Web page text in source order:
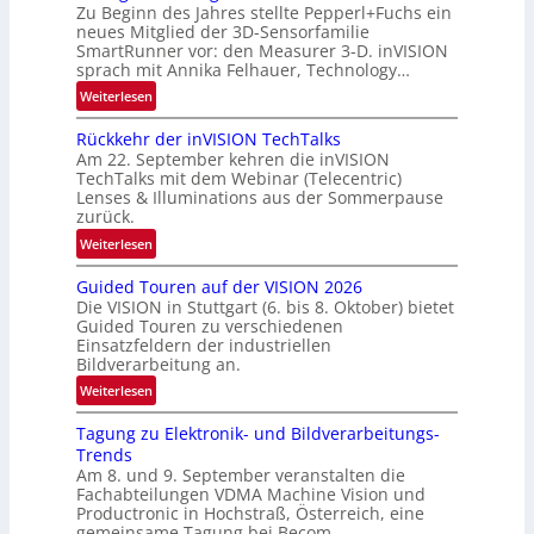
u
n
d
e
Zu Beginn des Jahres stellte Pepperl+Fuchs ein
neues Mitglied der 3D-Sensorfamilie
SmartRunner vor: den Measurer 3-D. inVISION
sprach mit Annika Felhauer, Technology…
Weiterlesen:
U
n
b
e
g
r
e
z
t
e
M
ö
g
l
c
h
k
Rückkehr der inVISION TechTalks
Am 22. September kehren die inVISION
TechTalks mit dem Webinar (Telecentric)
Lenses & Illuminations aus der Sommerpause
zurück.
Weiterlesen:
R
ü
c
k
k
e
h
e
r
i
Guided Touren auf der VISION 2026
Die VISION in Stuttgart (6. bis 8. Oktober) bietet
Guided Touren zu verschiedenen
Einsatzfeldern der industriellen
Bildverarbeitung an.
Weiterlesen:
G
u
d
e
d
Tagung zu Elektronik- und Bildverarbeitungs-
Trends
Am 8. und 9. September veranstalten die
Fachabteilungen VDMA Machine Vision und
Productronic in Hochstraß, Österreich, eine